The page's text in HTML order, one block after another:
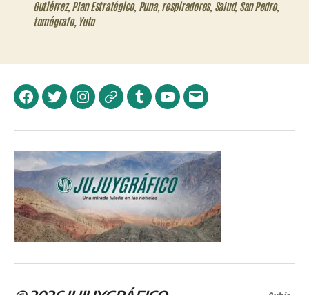
Gutiérrez, Plan Estratégico, Puna, respiradores, Salud, San Pedro,
tomógrafo, Yuto
FacebookTwitterInstagramTelegramTumblrYouTubeCorreo